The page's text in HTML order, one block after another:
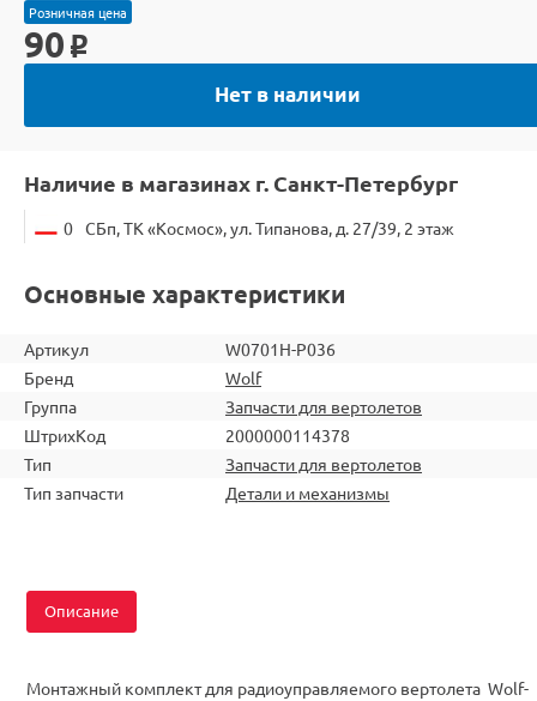
Розничная цена
90 o
Нет в наличии
Наличие в магазинах г. Санкт-Петербург
0 СБп, ТК «Космос», ул. Типанова, д. 27/39, 2 этаж
Основные характеристики
Артикул
W0701H-P036
Бренд
Wolf
Группа
Запчасти для вертолетов
ШтрихКод
2000000114378
Тип
Запчасти для вертолетов
Тип запчасти
Детали и механизмы
Описание
Монтажный комплект для радиоуправляемого вертолета Wolf-